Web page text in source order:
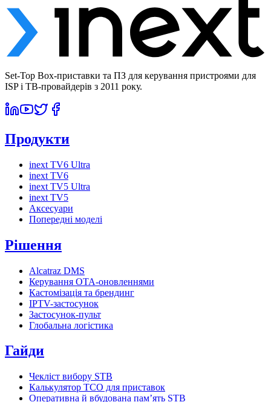
Set-Top Box-приставки та ПЗ для керування пристроями для
ISP і ТВ-провайдерів з 2011 року.
Продукти
inext TV6 Ultra
inext TV6
inext TV5 Ultra
inext TV5
Аксесуари
Попередні моделі
Рішення
Alcatraz DMS
Керування OTA-оновленнями
Кастомізація та брендинг
IPTV-застосунок
Застосунок-пульт
Глобальна логістика
Гайди
Чекліст вибору STB
Калькулятор TCO для приставок
Оперативна й вбудована пам’ять STB